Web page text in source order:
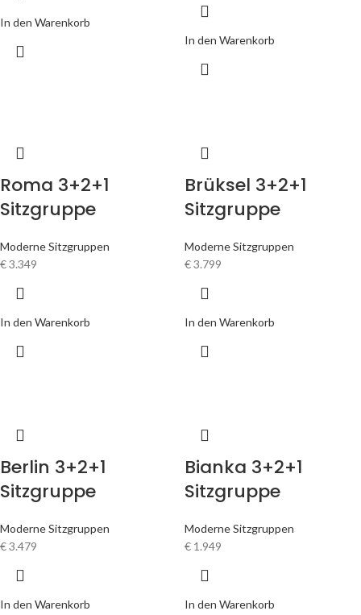
In den Warenkorb
In den Warenkorb
Roma 3+2+1
Sitzgruppe
Moderne Sitzgruppen
€3.349
In den Warenkorb
Brüksel 3+2+1
Sitzgruppe
Moderne Sitzgruppen
€3.799
In den Warenkorb
Berlin 3+2+1
Sitzgruppe
Moderne Sitzgruppen
€3.479
In den Warenkorb
Bianka 3+2+1
Sitzgruppe
Moderne Sitzgruppen
€ 1.949
In den Warenkorb